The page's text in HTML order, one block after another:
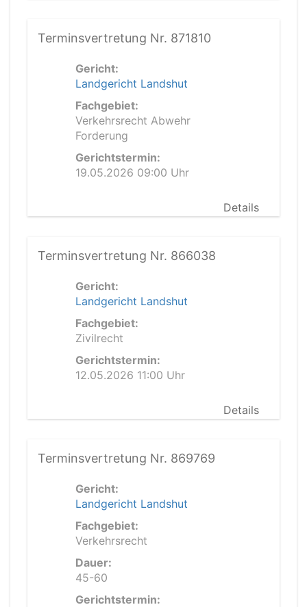
Terminsvertretung Nr. 871810
Gericht:
Landgericht Landshut
Fachgebiet:
Verkehrsrecht Abwehr
Forderung
Gerichtstermin:
19.05.2026 09:00 Uhr
Details
Terminsvertretung Nr. 866038
Gericht:
Landgericht Landshut
Fachgebiet:
Zivilrecht
Gerichtstermin:
12.05.2026 11:00 Uhr
Details
Terminsvertretung Nr. 869769
Gericht:
Landgericht Landshut
Fachgebiet:
Verkehrsrecht
Dauer:
45-60
Gerichtstermin: